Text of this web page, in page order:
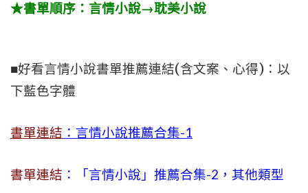
★書單順序：言情小說→耽美小說
■好看言情小說書單推薦連結(含文案、心得)：以
下藍色字體
書單連結 ：言情小說推薦合集-1
書單連結 ：「言情小說」推薦合集-2，其他類型